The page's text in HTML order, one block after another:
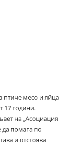
месо и яйца
17 години.
на „Асоциация
да помага по
и отстоява